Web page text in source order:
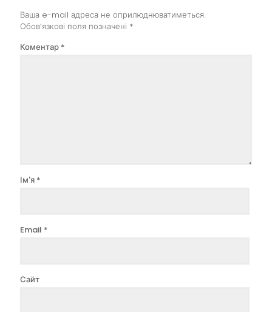
Ваша e-mail адреса не оприлюднюватиметься.
Обов’язкові поля позначені *
Коментар *
Ім'я *
Email *
Сайт